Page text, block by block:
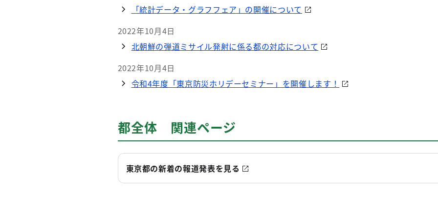
「統計データ・グラフフェア」の開催について
2022年10月4日
北朝鮮の弾道ミサイル発射に係る都の対応について
2022年10月4日
令和4年度「東京防災ホリデーセミナー」を開催します！
都全体 関連ページ
東京都の新着の報道発表を見る